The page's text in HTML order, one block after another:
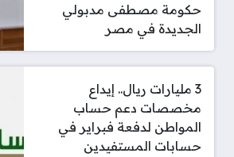
حكومة مصطفى مدبولي
الجديدة في مصر
3 مليارات ريال.. إيداع
مخصصات دعم حساب
المواطن لدفعة فبراير في
حسابات المستفيدين